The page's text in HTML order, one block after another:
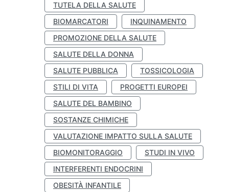
TUTELA DELLA SALUTE
BIOMARCATORI
INQUINAMENTO
PROMOZIONE DELLA SALUTE
SALUTE DELLA DONNA
SALUTE PUBBLICA
TOSSICOLOGIA
STILI DI VITA
PROGETTI EUROPEI
SALUTE DEL BAMBINO
SOSTANZE CHIMICHE
VALUTAZIONE IMPATTO SULLA SALUTE
BIOMONITORAGGIO
STUDI IN VIVO
INTERFERENTI ENDOCRINI
OBESITÀ INFANTILE